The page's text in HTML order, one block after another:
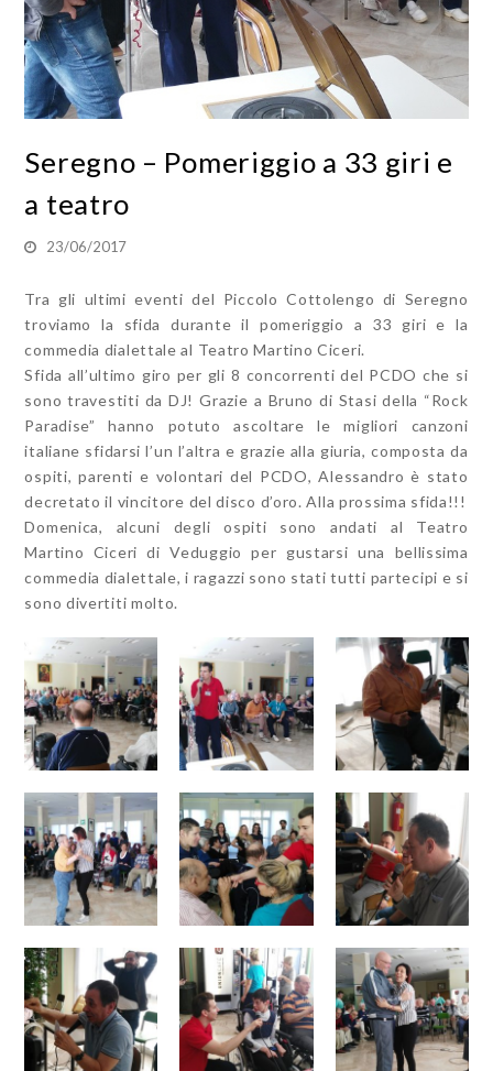
Seregno – Pomeriggio a 33 giri e
a teatro
23/06/2017
Tra gli ultimi eventi del Piccolo Cottolengo di Seregno
troviamo la sfida durante il pomeriggio a 33 giri e la
commedia dialettale al Teatro Martino Ciceri.
Sfida all’ultimo giro per gli 8 concorrenti del PCDO che si
sono travestiti da DJ! Grazie a Bruno di Stasi della “Rock
Paradise” hanno potuto ascoltare le migliori canzoni
italiane sfidarsi l’un l’altra e grazie alla giuria, composta da
ospiti, parenti e volontari del PCDO, Alessandro è stato
decretato il vincitore del disco d’oro. Alla prossima sfida!!!
Domenica, alcuni degli ospiti sono andati al Teatro
Martino Ciceri di Veduggio per gustarsi una bellissima
commedia dialettale, i ragazzi sono stati tutti partecipi e si
sono divertiti molto.